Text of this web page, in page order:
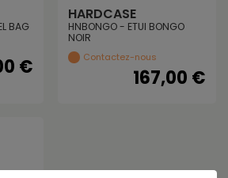
BAG
€
HARDCASE
HNBONGO - ETUI BONGO
NOIR
Contactez-nous
167,00 €